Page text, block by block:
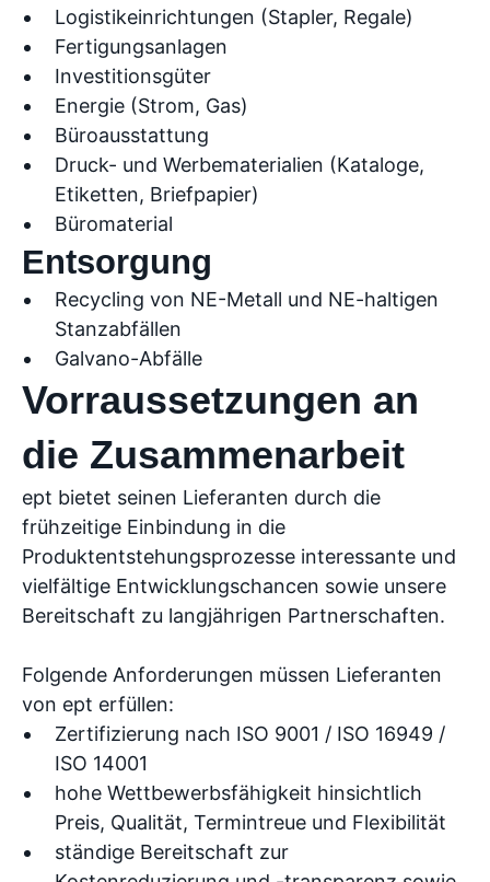
Logistikeinrichtungen (Stapler, Regale)
Fertigungsanlagen
Investitionsgüter
Energie (Strom, Gas)
Büroausstattung
Druck- und Werbematerialien (Kataloge,
Etiketten, Briefpapier)
Büromaterial
Entsorgung
Recycling von NE-Metall und NE-haltigen
Stanzabfällen
Galvano-Abfälle
Vorraussetzungen an
die Zusammenarbeit
ept bietet seinen Lieferanten durch die
frühzeitige Einbindung in die
Produktentstehungsprozesse interessante und
vielfältige Entwicklungschancen sowie unsere
Bereitschaft zu langjährigen Partnerschaften.
Folgende Anforderungen müssen Lieferanten
von ept erfüllen:
Zertifizierung nach ISO 9001 / ISO 16949 /
ISO 14001
hohe Wettbewerbsfähigkeit hinsichtlich
Preis, Qualität, Termintreue und Flexibilität
ständige Bereitschaft zur